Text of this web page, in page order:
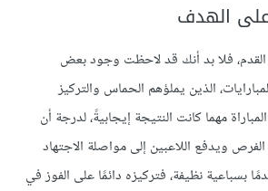
على الهدف
فلا بد أنك قد لاحظت وجود بعض
الذين يملؤهم الحماس والتركيز
مهما كانت النتيجة إيجابيةً، لدرجة أن
ويدفع اللاعبين إلى مواصلة الاجتهاد
بسباعية نظيفة، فتركيزه دائمًا على الفوز في